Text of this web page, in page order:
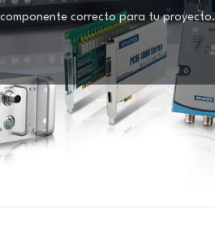
correcto para tu proyecto.